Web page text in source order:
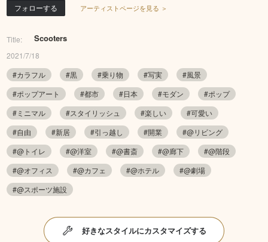
フォローする アーティストページを見る ＞
Title: Scooters
2021/7/18
#カラフル
#黒 #乗り物 #写実
#風景
#ポップアート
#都市 #日本 #モダン
#ポップ
#ミニマル
#スタイリッシュ #楽しい
#可愛い
#自由
#新居 #引っ越し #開業
#@リビング
#@トイレ
#@洋室 #@書斎 #@廊下
#@階段
#@オフィス
#@カフェ #@ホテル
#@劇場
#@スポーツ施設
好きなスタイルにカスタマイズする